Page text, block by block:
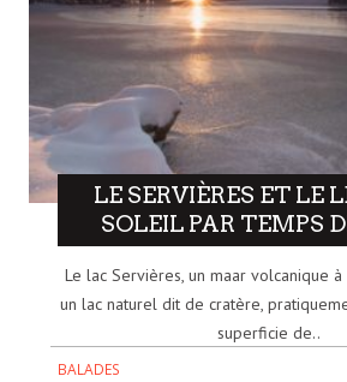
LE SERVIÈRES ET LE
SOLEIL PAR TEMPS
Le lac Servières, un maar volcanique
un lac naturel dit de cratère,
superficie de..
BALADES